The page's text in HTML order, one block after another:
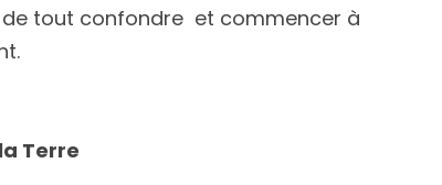
tout confondre  et commencer à
Terre